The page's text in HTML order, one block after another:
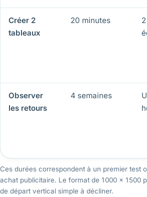
Créer 2
tableaux
20 minutes
Observer
les retours
4 semaines
Ces durées correspondent à un premier test
achat publicitaire. Le format de 1 000 × 1 500
de départ vertical simple à décliner.